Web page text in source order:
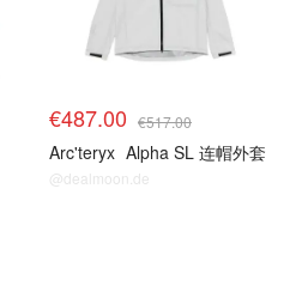
€487.00 €517.00
Arc'teryx Alpha SL 连帽外套
@dealmoon.de